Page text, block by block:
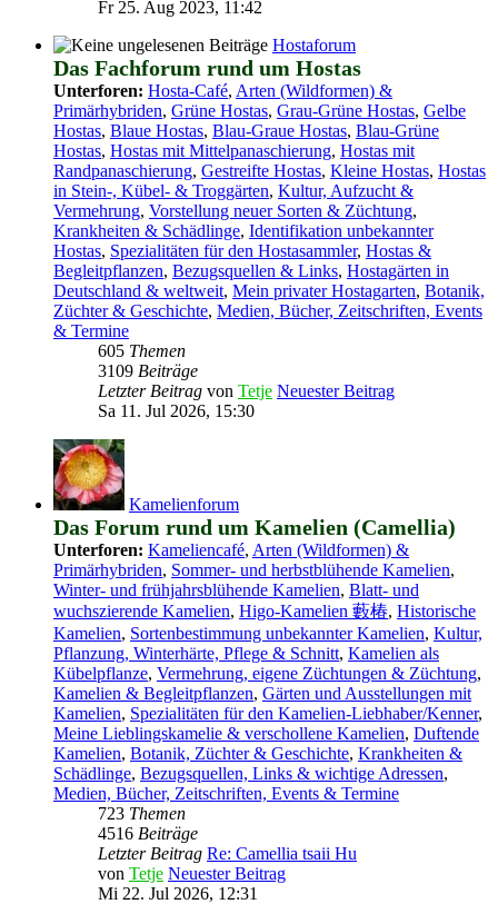
Fr 25. Aug 2023, 11:42
Hostaforum
Das Fachforum rund um Hostas
Unterforen: Hosta-Café, Arten (Wildformen) &
Primärhybriden, Grüne Hostas, Grau-Grüne Hostas, Gelbe
Hostas, Blaue Hostas, Blau-Graue Hostas, Blau-Grüne
Hostas, Hostas mit Mittelpanaschierung, Hostas mit
Randpanaschierung, Gestreifte Hostas, Kleine Hostas, Hostas
in Stein-, Kübel- & Troggärten, Kultur, Aufzucht &
Vermehrung, Vorstellung neuer Sorten & Züchtung,
Krankheiten & Schädlinge, Identifikation unbekannter
Hostas, Spezialitäten für den Hostasammler, Hostas &
Begleitpflanzen, Bezugsquellen & Links, Hostagärten in
Deutschland & weltweit, Mein privater Hostagarten, Botanik,
Züchter & Geschichte, Medien, Bücher, Zeitschriften, Events
& Termine
605 Themen
3109 Beiträge
Letzter Beitrag von Tetje Neuester Beitrag
Sa 11. Jul 2026, 15:30
Kamelienforum
Das Forum rund um Kamelien (Camellia)
Unterforen: Kameliencafé, Arten (Wildformen) &
Primärhybriden, Sommer- und herbstblühende Kamelien,
Winter- und frühjahrsblühende Kamelien, Blatt- und
wuchszierende Kamelien, Higo-Kamelien 藪椿, Historische
Kamelien, Sortenbestimmung unbekannter Kamelien, Kultur,
Pflanzung, Winterhärte, Pflege & Schnitt, Kamelien als
Kübelpflanze, Vermehrung, eigene Züchtungen & Züchtung,
Kamelien & Begleitpflanzen, Gärten und Ausstellungen mit
Kamelien, Spezialitäten für den Kamelien-Liebhaber/Kenner,
Meine Lieblingskamelie & verschollene Kamelien, Duftende
Kamelien, Botanik, Züchter & Geschichte, Krankheiten &
Schädlinge, Bezugsquellen, Links & wichtige Adressen,
Medien, Bücher, Zeitschriften, Events & Termine
723 Themen
4516 Beiträge
Letzter Beitrag Re: Camellia tsaii Hu
von Tetje Neuester Beitrag
Mi 22. Jul 2026, 12:31